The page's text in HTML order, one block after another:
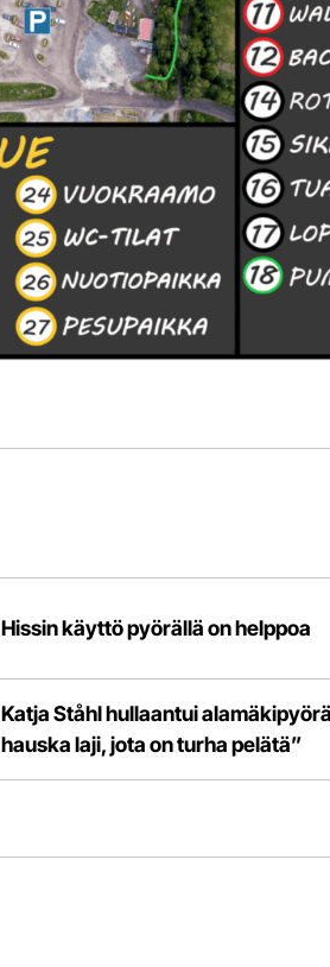
Hissin käyttö pyörällä on helppoa
Katja Ståhl hullaantui
hauska laji, jota on turha pelätä”